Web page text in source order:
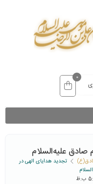
0
علیه‌السلام
تجدید هدایای الهی در